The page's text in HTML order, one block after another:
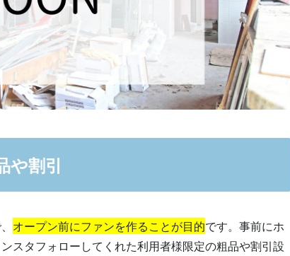
や割引
オープン前にファンを作ることが目的です。事前にホ
スタフォローしてくれた利用者様限定の粗品や割引設